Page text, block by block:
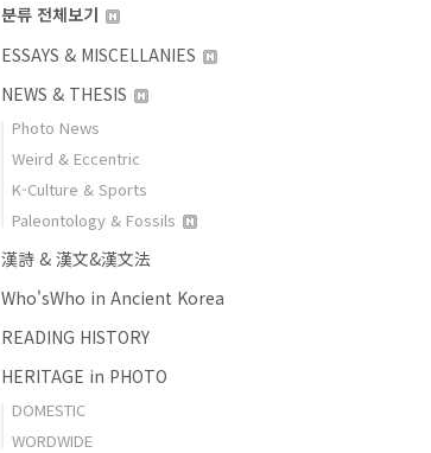
분류 전체보기
ESSAYS & MISCELLANIES
NEWS & THESIS
Photo News
Weird & Eccentric
K-Culture & Sports
Paleontology & Fossils
漢詩 & 漢文&漢文法
Who'sWho in Ancient Korea
READING HISTORY
HERITAGE in PHOTO
DOMESTIC
WORDWIDE